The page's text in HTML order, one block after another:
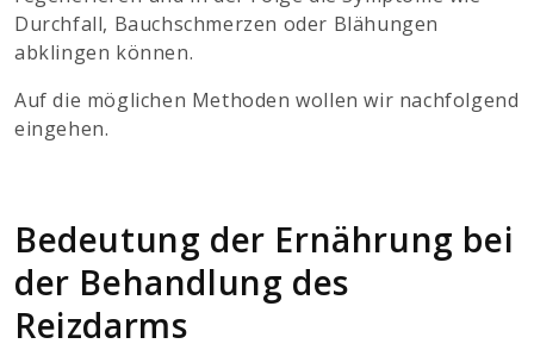
Durchfall, Bauchschmerzen oder Blähungen
abklingen können.
Auf die möglichen Methoden wollen wir nachfolgend
eingehen.
Bedeutung der Ernährung bei
der Behandlung des
Reizdarms